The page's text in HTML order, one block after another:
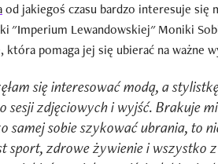
od jakiegoś czasu bardzo interesuje się
"Imperium Lewandowskiej" Moniki
która pomaga jej się ubierać na ważne
się interesować modą, a
sesji zdjęciowych i wyjść. Brakuje
samej sobie szykować ubrania, to
sport, zdrowe żywienie i wszystko